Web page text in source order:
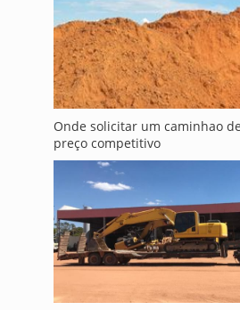
Onde solicitar um caminhao
preço competitivo